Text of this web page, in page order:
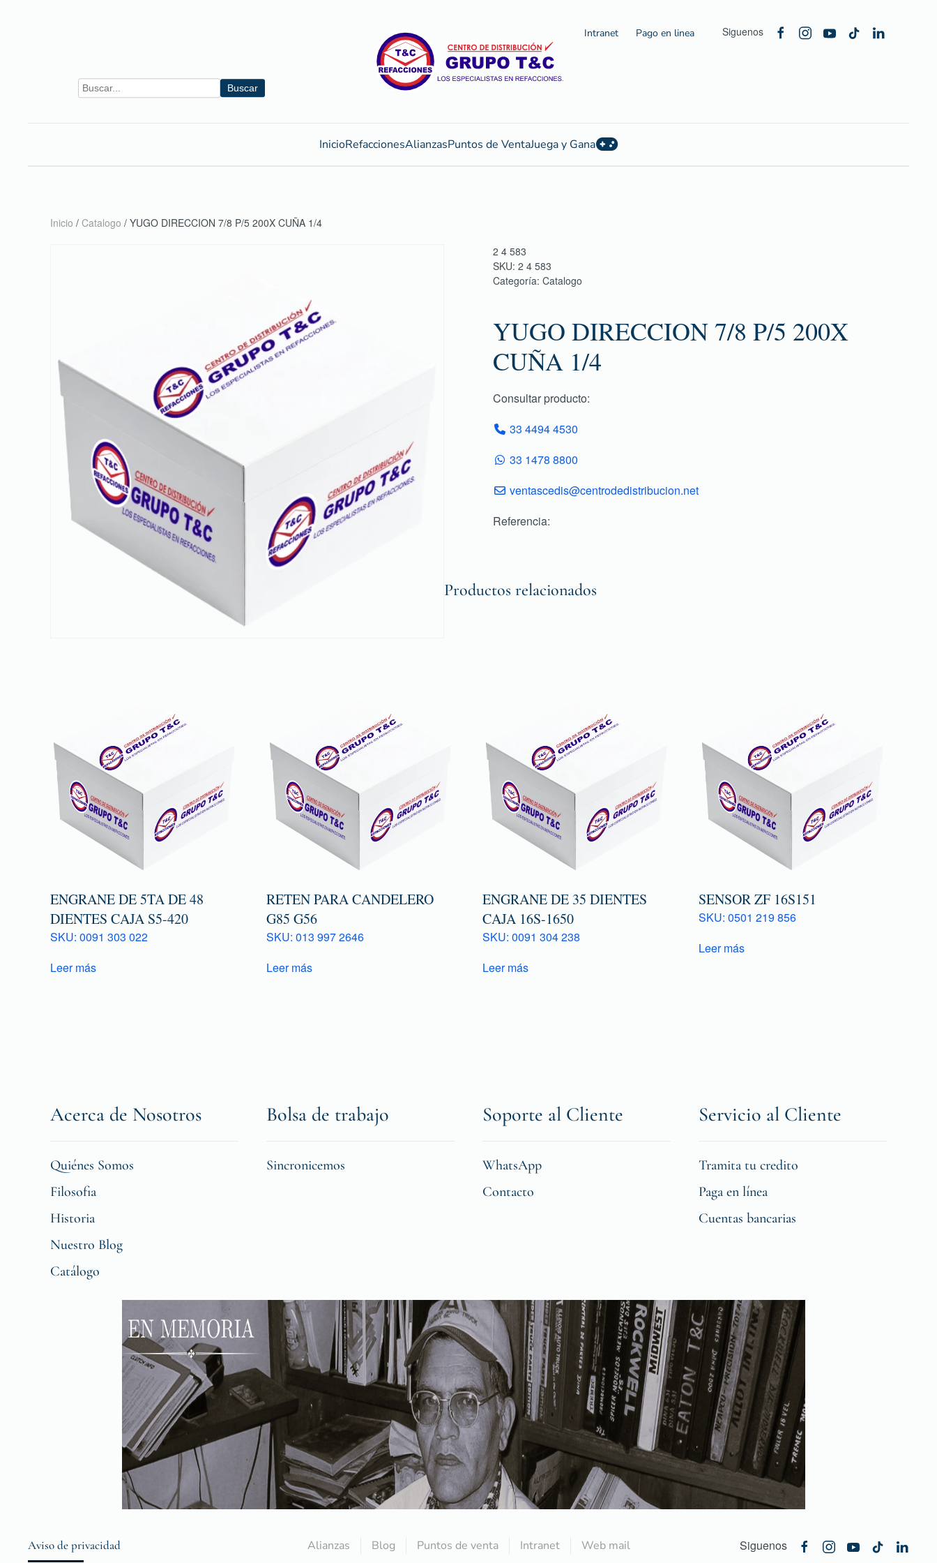
Buscar
Intranet Pago en linea Siguenos
InicioRefaccionesAlianzasPuntos de VentaJuega y Gana
Inicio / Catalogo / YUGO DIRECCION 7/8 P/5 200X CUÑA 1/4
2 4 583
SKU: 2 4 583
Categoría: Catalogo
YUGO DIRECCION 7/8 P/5 200X
CUÑA 1/4
Consultar producto:
33 4494 4530
33 1478 8800
ventascedis@centrodedistribucion.net
Referencia:
Productos relacionados
ENGRANE DE 5TA DE 48
DIENTES CAJA S5-420
SKU: 0091 303 022
Leer más
RETEN PARA CANDELERO
G85 G56
SKU: 013 997 2646
Leer más
ENGRANE DE 35 DIENTES
CAJA 16S-1650
SKU: 0091 304 238
Leer más
SENSOR ZF 16S151
SKU: 0501 219 856
Leer más
Acerca de Nosotros
Quiénes Somos
Filosofia
Historia
Nuestro Blog
Catálogo
Bolsa de trabajo
Sincronicemos
Soporte al Cliente
WhatsApp
Contacto
Servicio al Cliente
Tramita tu credito
Paga en línea
Cuentas bancarias
Aviso de privacidad Alianzas Blog Puntos de venta Intranet Web mail Siguenos